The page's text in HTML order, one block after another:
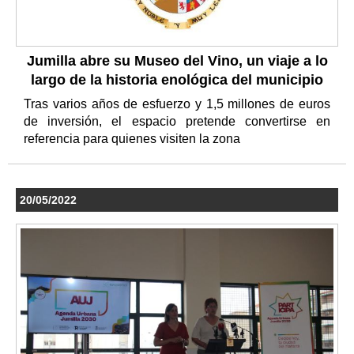
Jumilla abre su Museo del Vino, un viaje a lo
largo de la historia enológica del municipio
Tras varios años de esfuerzo y 1,5 millones de euros
de inversión, el espacio pretende convertirse en
referencia para quienes visiten la zona
20/05/2022